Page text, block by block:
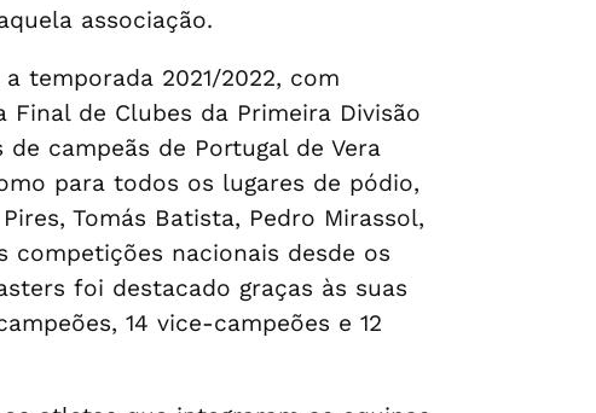
associação.
temporada 2021/2022, com
de Clubes da Primeira Divisão
campeãs de Portugal de Vera
para todos os lugares de pódio,
Tomás Batista, Pedro Mirassol,
competições nacionais desde os
foi destacado graças às suas
14 vice-campeões e 12